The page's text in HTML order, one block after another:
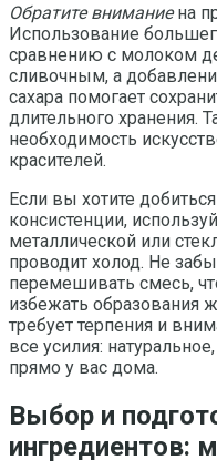
Обратите вниманиена
Использование
сравнению с молоком
сливочным, а
сахара помогает
длительного хранения.
необходимость
красителей.
Если вы хотите
консистенции,
металлической или
проводит холод. Не
перемешивать смесь,
избежать образования
требует терпения и
все усилия:
прямо у вас дома.
Выбор и
ингредиентов: